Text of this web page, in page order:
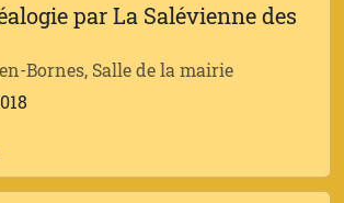
par La Salévienne des
Bornes, Salle de la mairie